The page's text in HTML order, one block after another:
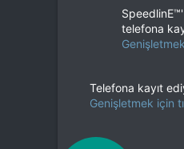
SpeedlinE™'
telefona
Telefona kayıt
Genişletmek için